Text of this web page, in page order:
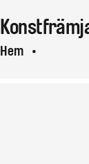
Hem